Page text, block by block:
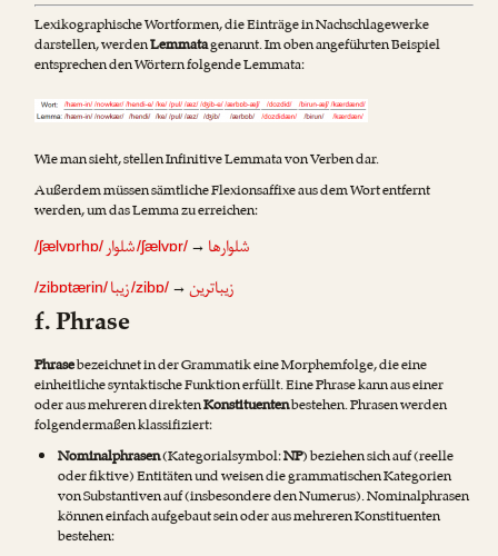
Lexikographische Wortformen, die Einträge in Nachschlagewerke
darstellen, werdenLemmatagenannt. Im oben angeführten Beispiel
entsprechen den Wörtern folgende Lemmata:
Wie man sieht, stellen Infinitive Lemmata von Verben dar.
Außerdem müssen sämtliche Flexionsaffixe aus dem Wort entfernt
werden, um das Lemma zu erreichen:
/ʃælvɒrhɒ/ شلوارها→
/ʃælvɒr/شلوار
/zibɒtærin/ زیباترین→
/zibɒ/زیبا
f. Phrase
Phrasebezeichnet in der Grammatik eine Morphemfolge, die eine
einheitliche syntaktische Funktion erfüllt. Eine Phrase kann aus einer
oder aus mehreren direktenKonstituentenbestehen. Phrasen werden
folgendermaßen klassifiziert:
Nominalphrasen(Kategorialsymbol:NP) beziehen sich auf (reelle
oder fiktive) Entitäten und weisen die grammatischen Kategorien
von Substantiven auf (insbesondere den Numerus). Nominalphrasen
können einfach aufgebaut sein oder aus mehreren Konstituenten
bestehen: